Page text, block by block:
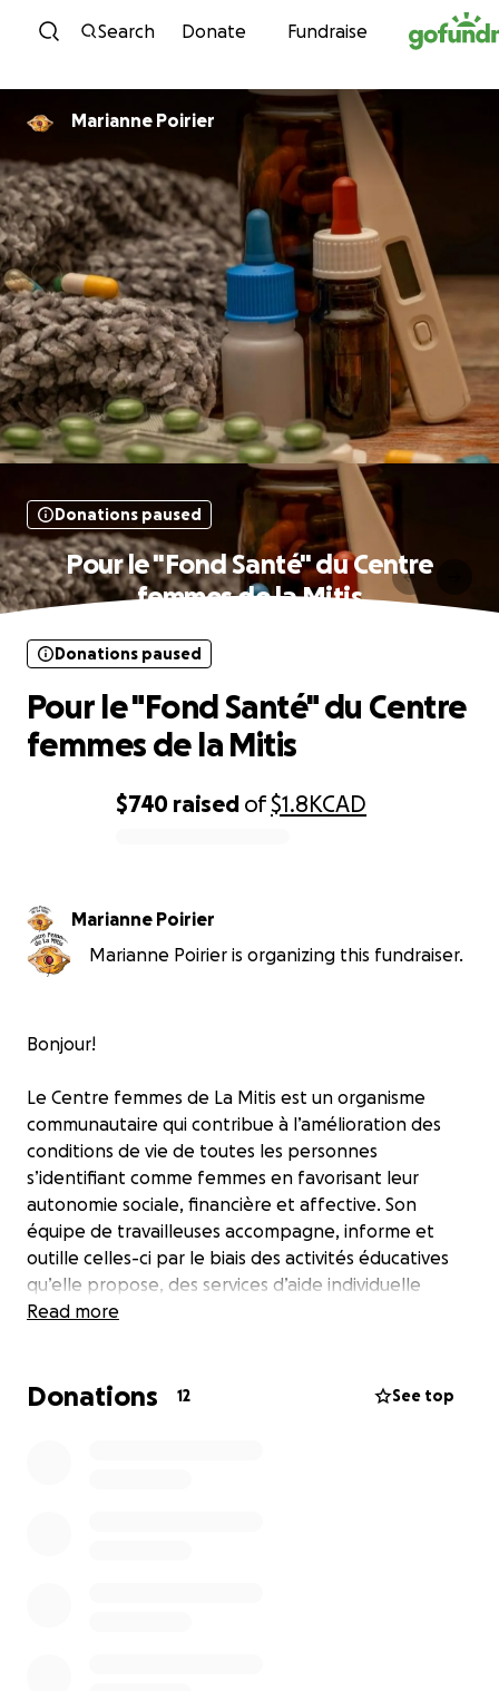
Skip to content
Search Donate Fundraise
Marianne Poirier
Donations paused
Pour le "Fond Santé" du Centre
femmes de la Mitis
$740 raised of$1.8KCAD
Donations paused
Pour le "Fond Santé" du Centre
femmes de la Mitis
Marianne Poirier
Marianne Poirier is organizing this fundraiser.
Bonjour!
Le Centre femmes de La Mitis est un organisme
communautaire qui contribue à l’amélioration des
conditions de vie de toutes les personnes
s’identifiant comme femmes en favorisant leur
autonomie sociale, financière et affective. Son
équipe de travailleuses accompagne, informe et
outille celles-ci par le biais des activités éducatives
qu’elle propose, des services d’aide individuelle
qu’elle offre et des actions collectives qu’elle
Nous avons besoin de votre aide pour renflouer
Read more
Donations 12 See top